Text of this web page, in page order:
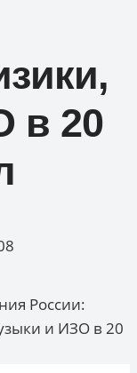
в 20
России:
и ИЗО в 20